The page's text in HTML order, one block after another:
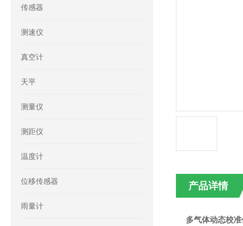
传感器
测速仪
真空计
天平
测量仪
测距仪
温度计
位移传感器
雨量计
产品详情
多气体动态校